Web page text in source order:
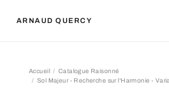
ARNAUD QUERCY
Accueil
Catalogue Raisonné
Sol Majeur - Recherche sur l'Harmonie -